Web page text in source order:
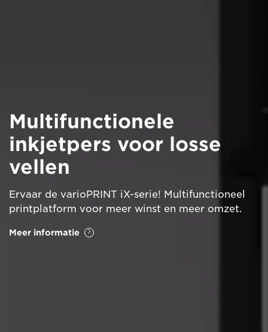
Multifunctionele
inkjetpers voor losse
vellen
Ervaar de varioPRINT iX-serie! Multifunctioneel
printplatform voor meer winst en meer omzet.
Meer informatie